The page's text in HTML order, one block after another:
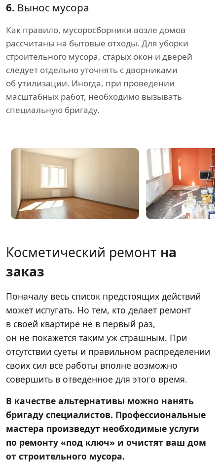
6. Вынос мусора
Как правило, мусоросборники возле домов
рассчитаны на бытовые отходы. Для уборки
строительного мусора, старых окон и дверей
следует отдельно уточнять с дворниками
об утилизации. Иногда, при проведении
масштабных работ, необходимо вызывать
специальную бригаду.
Косметический ремонт на
заказ
Поначалу весь список предстоящих действий
может испугать. Но тем, кто делает ремонт
в своей квартире не в первый раз,
он не покажется таким уж страшным. При
отсутствии суеты и правильном распределении
своих сил все работы вполне возможно
совершить в отведенное для этого время.
В качестве альтернативы можно нанять
бригаду специалистов. Профессиональные
мастера произведут необходимые услуги
по ремонту «под ключ» и очистят ваш дом
от строительного мусора.